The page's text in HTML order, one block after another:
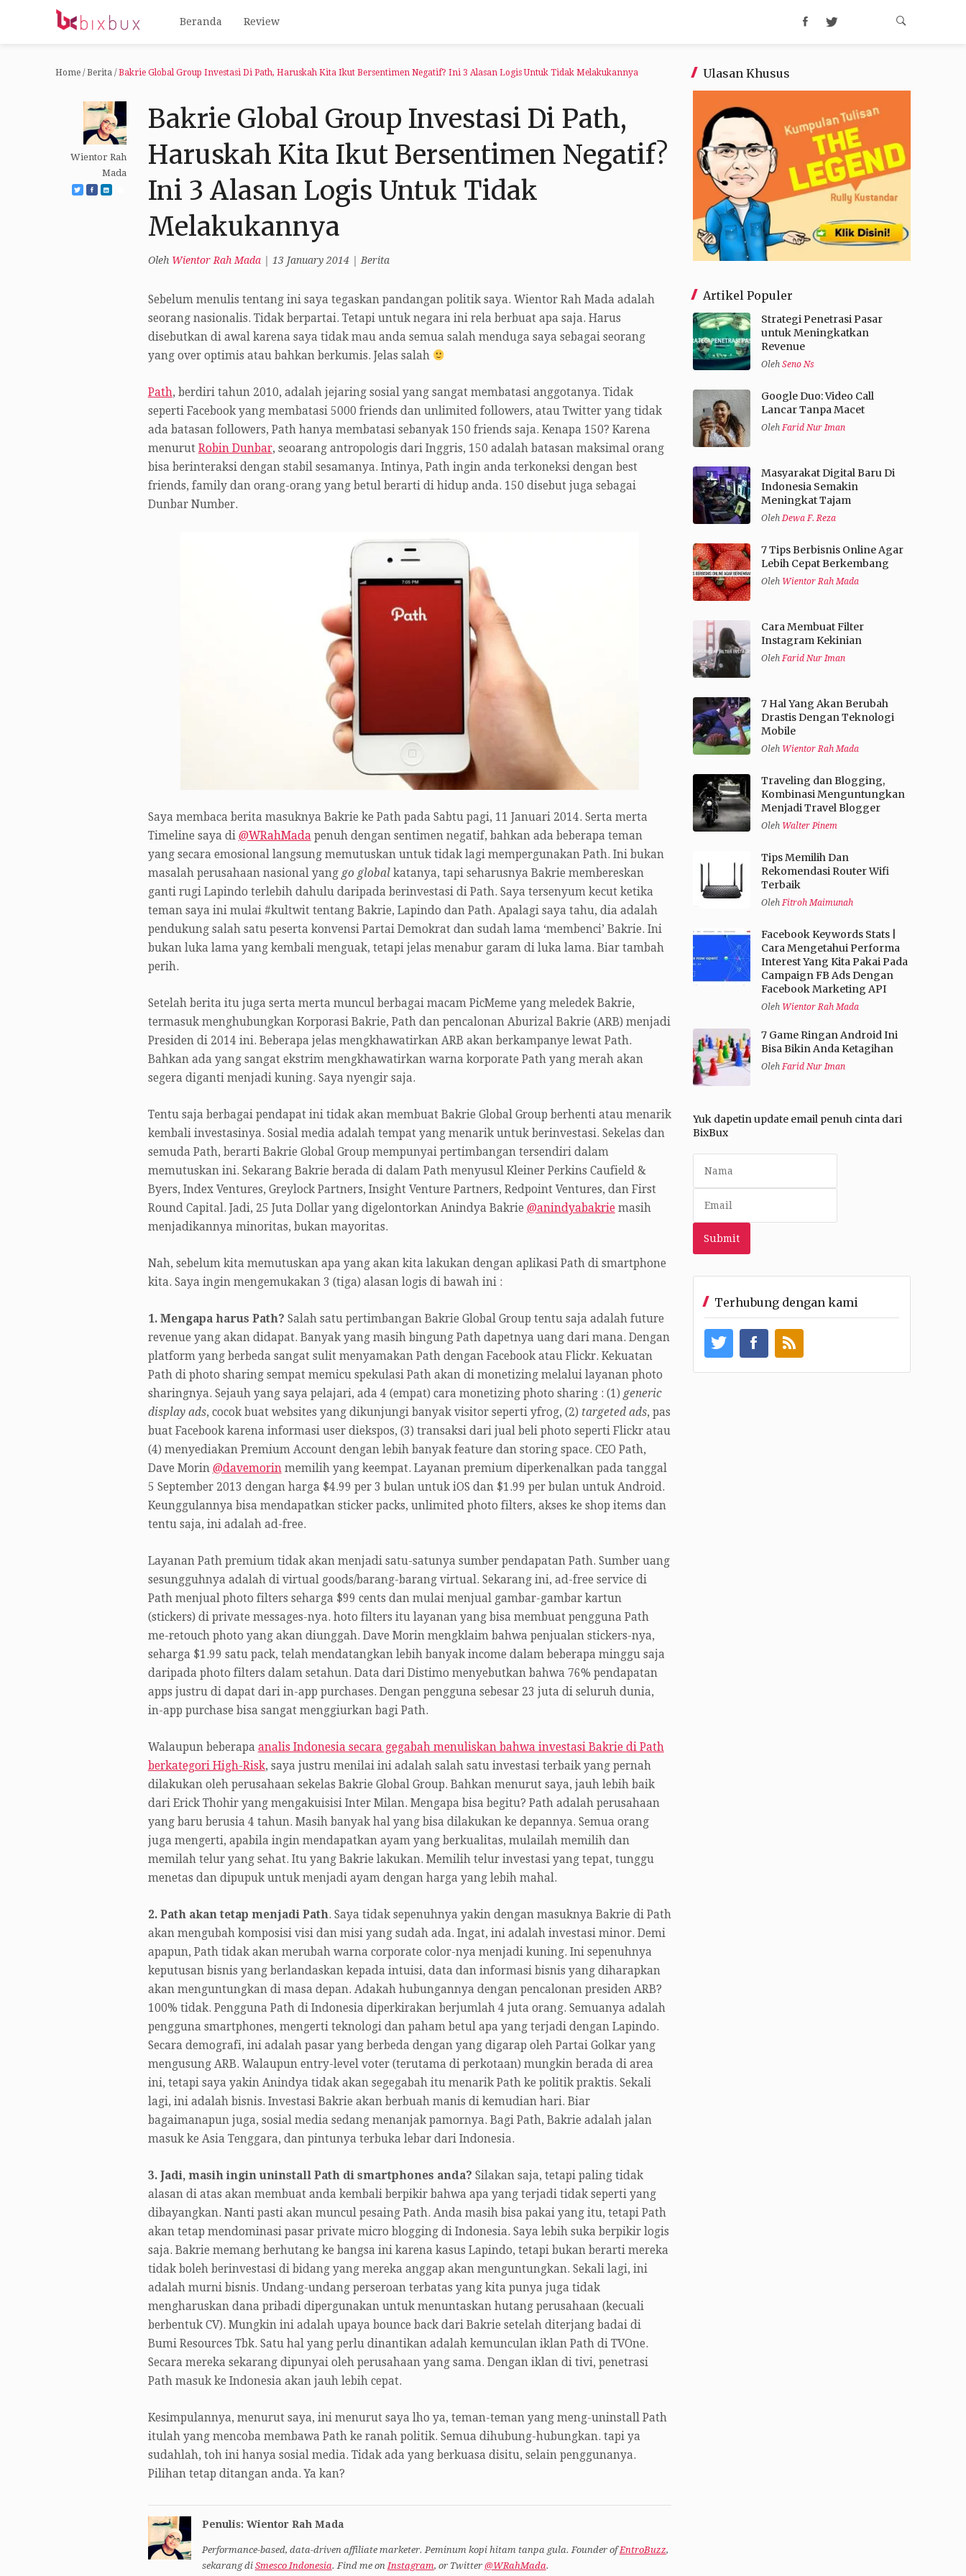
Beranda Review
Home /Berita /Bakrie Global Group Investasi Di Path, Haruskah Kita Ikut Bersentimen Negatif? Ini 3 Alasan Logis Untuk Tidak Melakukannya
Wientor Rah
Mada
Bakrie Global Group Investasi Di Path,
Haruskah Kita Ikut Bersentimen Negatif?
Ini 3 Alasan Logis Untuk Tidak
Melakukannya
Oleh Wientor Rah Mada| 13 January 2014| Berita
Sebelum menulis tentang ini saya tegaskan pandangan politik saya. Wientor Rah Mada adalah
seorang nasionalis. Tidak berpartai. Tetapi untuk negara ini rela berbuat apa saja. Harus
disebutkan di awal karena saya tidak mau anda semua salah menduga saya sebagai seorang
yang over optimis atau bahkan berkumis. Jelas salah
Path, berdiri tahun 2010, adalah jejaring sosial yang sangat membatasi anggotanya. Tidak
seperti Facebook yang membatasi 5000 friends dan unlimited followers, atau Twitter yang tidak
ada batasan followers, Path hanya membatasi sebanyak 150 friends saja. Kenapa 150? Karena
menurut Robin Dunbar, seoarang antropologis dari Inggris, 150 adalah batasan maksimal orang
bisa berinteraksi dengan stabil sesamanya. Intinya, Path ingin anda terkoneksi dengan best
friends, family dan orang-orang yang betul berarti di hidup anda. 150 disebut juga sebagai
Dunbar Number.
Saya membaca berita masuknya Bakrie ke Path pada Sabtu pagi, 11 Januari 2014. Serta merta
Timeline saya di @WRahMadapenuh dengan sentimen negatif, bahkan ada beberapa teman
yang secara emosional langsung memutuskan untuk tidak lagi mempergunakan Path. Ini bukan
masalah perusahaan nasional yang go globalkatanya, tapi seharusnya Bakrie membereskan
ganti rugi Lapindo terlebih dahulu daripada berinvestasi di Path. Saya tersenyum kecut ketika
teman saya ini mulai #kultwit tentang Bakrie, Lapindo dan Path. Apalagi saya tahu, dia adalah
pendukung salah satu peserta konvensi Partai Demokrat dan sudah lama ‘membenci’ Bakrie. Ini
bukan luka lama yang kembali menguak, tetapi jelas menabur garam di luka lama. Biar tambah
perih.
Setelah berita itu juga serta merta muncul berbagai macam PicMeme yang meledek Bakrie,
termasuk menghubungkan Korporasi Bakrie, Path dan pencalonan Aburizal Bakrie (ARB) menjadi
Presiden di 2014 ini. Beberapa jelas mengkhawatirkan ARB akan berkampanye lewat Path.
Bahkan ada yang sangat ekstrim mengkhawatirkan warna korporate Path yang merah akan
segera diganti menjadi kuning. Saya nyengir saja.
Tentu saja berbagai pendapat ini tidak akan membuat Bakrie Global Group berhenti atau menarik
kembali investasinya. Sosial media adalah tempat yang menarik untuk berinvestasi. Sekelas dan
semuda Path, berarti Bakrie Global Group mempunyai pertimbangan tersendiri dalam
memutuskan ini. Sekarang Bakrie berada di dalam Path menyusul Kleiner Perkins Caufield &
Byers, Index Ventures, Greylock Partners, Insight Venture Partners, Redpoint Ventures, dan First
Round Capital. Jadi, 25 Juta Dollar yang digelontorkan Anindya Bakrie @anindyabakriemasih
menjadikannya minoritas, bukan mayoritas.
Nah, sebelum kita memutuskan apa yang akan kita lakukan dengan aplikasi Path di smartphone
kita. Saya ingin mengemukakan 3 (tiga) alasan logis di bawah ini :
1. Mengapa harus Path? Salah satu pertimbangan Bakrie Global Group tentu saja adalah future
revenue yang akan didapat. Banyak yang masih bingung Path dapetnya uang dari mana. Dengan
platform yang berbeda sangat sulit menyamakan Path dengan Facebook atau Flickr. Kekuatan
Path di photo sharing sempat memicu spekulasi Path akan di monetizing melalui layanan photo
sharingnya. Sejauh yang saya pelajari, ada 4 (empat) cara monetizing photo sharing : (1) generic
display ads, cocok buat websites yang dikunjungi banyak visitor seperti yfrog, (2) targeted ads, pas
buat Facebook karena informasi user diekspos, (3) transaksi dari jual beli photo seperti Flickr atau
(4) menyediakan Premium Account dengan lebih banyak feature dan storing space. CEO Path,
Dave Morin @davemorinmemilih yang keempat. Layanan premium diperkenalkan pada tanggal
5 September 2013 dengan harga $4.99 per 3 bulan untuk iOS dan $1.99 per bulan untuk Android.
Keunggulannya bisa mendapatkan sticker packs, unlimited photo filters, akses ke shop items dan
tentu saja, ini adalah ad-free.
Layanan Path premium tidak akan menjadi satu-satunya sumber pendapatan Path. Sumber uang
sesungguhnya adalah di virtual goods/barang-barang virtual. Sekarang ini, ad-free service di
Path menjual photo filters seharga $99 cents dan mulai menjual gambar-gambar kartun
(stickers) di private messages-nya. hoto filters itu layanan yang bisa membuat pengguna Path
me-retouch photo yang akan diunggah. Dave Morin mengklaim bahwa penjualan stickers-nya,
seharga $1.99 satu pack, telah mendatangkan lebih banyak income dalam beberapa minggu saja
daripada photo filters dalam setahun. Data dari Distimo menyebutkan bahwa 76% pendapatan
apps justru di dapat dari in-app purchases. Dengan pengguna sebesar 23 juta di seluruh dunia,
in-app purchase bisa sangat menggiurkan bagi Path.
Walaupun beberapa analis Indonesia secara gegabah menuliskan bahwa investasi Bakrie di Path
berkategori High-Risk, saya justru menilai ini adalah salah satu investasi terbaik yang pernah
dilakukan oleh perusahaan sekelas Bakrie Global Group. Bahkan menurut saya, jauh lebih baik
dari Erick Thohir yang mengakuisisi Inter Milan. Mengapa bisa begitu? Path adalah perusahaan
yang baru berusia 4 tahun. Masih banyak hal yang bisa dilakukan ke depannya. Semua orang
juga mengerti, apabila ingin mendapatkan ayam yang berkualitas, mulailah memilih dan
memilah telur yang sehat. Itu yang Bakrie lakukan. Memilih telur investasi yang tepat, tunggu
menetas dan dipupuk untuk menjadi ayam dengan harga yang lebih mahal.
2. Path akan tetap menjadi Path. Saya tidak sepenuhnya yakin dengan masuknya Bakrie di Path
akan mengubah komposisi visi dan misi yang sudah ada. Ingat, ini adalah investasi minor. Demi
apapun, Path tidak akan merubah warna corporate color-nya menjadi kuning. Ini sepenuhnya
keputusan bisnis yang berlandaskan kepada intuisi, data dan informasi bisnis yang diharapkan
akan menguntungkan di masa depan. Adakah hubungannya dengan pencalonan presiden ARB?
100% tidak. Pengguna Path di Indonesia diperkirakan berjumlah 4 juta orang. Semuanya adalah
pengguna smartphones, mengerti teknologi dan paham betul apa yang terjadi dengan Lapindo.
Secara demografi, ini adalah pasar yang berbeda dengan yang digarap oleh Partai Golkar yang
mengusung ARB. Walaupun entry-level voter (terutama di perkotaan) mungkin berada di area
ini, tetapi saya yakin Anindya tidak akan segegabah itu menarik Path ke politik praktis. Sekali
lagi, ini adalah bisnis. Investasi Bakrie akan berbuah manis di kemudian hari. Biar
bagaimanapun juga, sosial media sedang menanjak pamornya. Bagi Path, Bakrie adalah jalan
masuk ke Asia Tenggara, dan pintunya terbuka lebar dari Indonesia.
3. Jadi, masih ingin uninstall Path di smartphones anda? Silakan saja, tetapi paling tidak
alasan di atas akan membuat anda kembali berpikir bahwa apa yang terjadi tidak seperti yang
dibayangkan. Nanti pasti akan muncul pesaing Path. Anda masih bisa pakai yang itu, tetapi Path
akan tetap mendominasi pasar private micro blogging di Indonesia. Saya lebih suka berpikir logis
saja. Bakrie memang berhutang ke bangsa ini karena kasus Lapindo, tetapi bukan berarti mereka
tidak boleh berinvestasi di bidang yang mereka anggap akan menguntungkan. Sekali lagi, ini
adalah murni bisnis. Undang-undang perseroan terbatas yang kita punya juga tidak
mengharuskan dana pribadi dipergunakan untuk menuntaskan hutang perusahaan (kecuali
berbentuk CV). Mungkin ini adalah upaya bounce back dari Bakrie setelah diterjang badai di
Bumi Resources Tbk. Satu hal yang perlu dinantikan adalah kemunculan iklan Path di TVOne.
Secara mereka sekarang dipunyai oleh perusahaan yang sama. Dengan iklan di tivi, penetrasi
Path masuk ke Indonesia akan jauh lebih cepat.
Kesimpulannya, menurut saya, ini menurut saya lho ya, teman-teman yang meng-uninstall Path
itulah yang mencoba membawa Path ke ranah politik. Semua dihubung-hubungkan. tapi ya
sudahlah, toh ini hanya sosial media. Tidak ada yang berkuasa disitu, selain penggunanya.
Pilihan tetap ditangan anda. Ya kan?
Penulis: Wientor Rah Mada
Performance-based, data-driven affiliate marketer. Peminum kopi hitam tanpa gula. Founder ofEntroBuzz,
sekarang di Smesco Indonesia. Find me on Instagram, or Twitter @WRahMada.
Ulasan Khusus
Artikel Populer
Strategi Penetrasi Pasar
untuk Meningkatkan
Revenue
Oleh Seno Ns
Google Duo: Video Call
Lancar Tanpa Macet
OlehFarid Nur Iman
Masyarakat Digital Baru Di
Indonesia Semakin
Meningkat Tajam
OlehDewa F. Reza
7 Tips Berbisnis Online Agar
Lebih Cepat Berkembang
Oleh Wientor Rah Mada
Cara Membuat Filter
Instagram Kekinian
OlehFarid Nur Iman
7 Hal Yang Akan Berubah
Drastis Dengan Teknologi
Mobile
Oleh Wientor Rah Mada
Traveling dan Blogging,
Kombinasi Menguntungkan
Menjadi Travel Blogger
Oleh Walter Pinem
Tips Memilih Dan
Rekomendasi Router Wifi
Terbaik
OlehFitroh Maimunah
Facebook Keywords Stats |
Cara Mengetahui Performa
Interest Yang Kita Pakai Pada
Campaign FB Ads Dengan
Facebook Marketing API
Oleh Wientor Rah Mada
7 Game Ringan Android Ini
Bisa Bikin Anda Ketagihan
OlehFarid Nur Iman
Yuk dapetin update email penuh cinta dari
BixBux
Terhubung dengan kami